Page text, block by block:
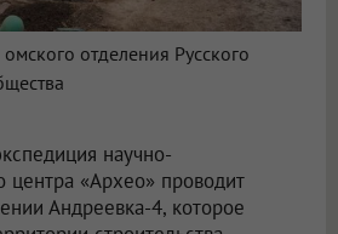
отделения Русского
научно-
центра «Архео» проводит
Андреевка-4, которое